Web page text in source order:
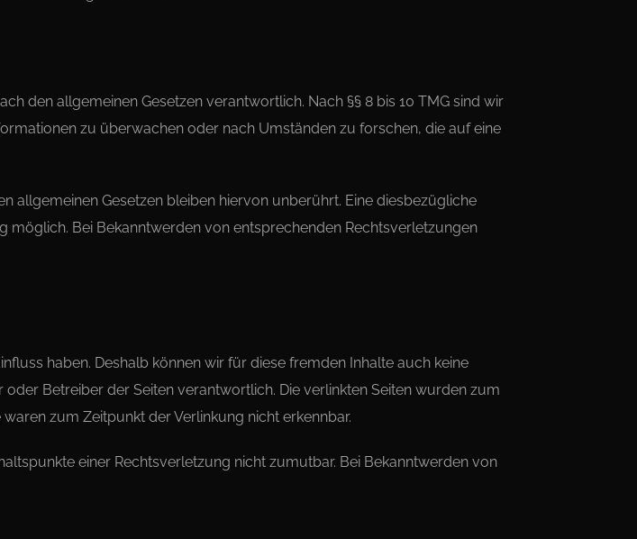
den allgemeinen Gesetzen verantwortlich. Nach §§ 8 bis 10 TMG sind wir
zu überwachen oder nach Umständen zu forschen, die auf eine
Gesetzen bleiben hiervon unberührt. Eine diesbezügliche
Bei Bekanntwerden von entsprechenden Rechtsverletzungen
haben. Deshalb können wir für diese fremden Inhalte auch keine
Betreiber der Seiten verantwortlich. Die verlinkten Seiten wurden zum
zum Zeitpunkt der Verlinkung nicht erkennbar.
einer Rechtsverletzung nicht zumutbar. Bei Bekanntwerden von